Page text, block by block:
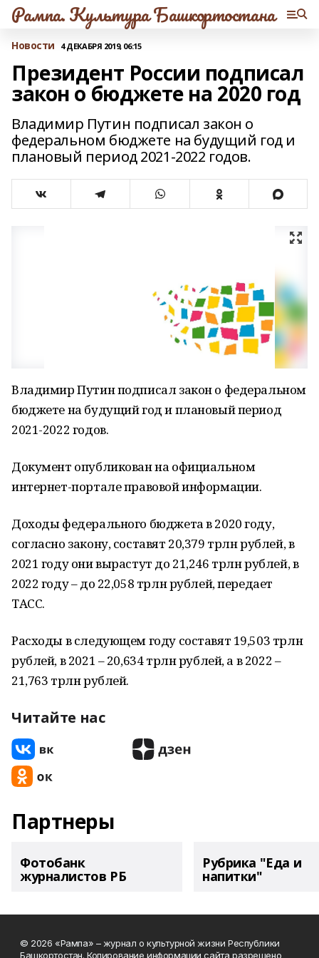
Рампа. Культура Башкортостана
Новости 4 ДЕКАБРЯ 2019, 06:15
Президент России подписал
закон о бюджете на 2020 год
Владимир Путин подписал закон о
федеральном бюджете на будущий год и
плановый период 2021-2022 годов.
Владимир Путин подписал закон о федеральном
бюджете на будущий год и плановый период
2021-2022 годов.
Документ опубликован на официальном
интернет-портале правовой информации.
Доходы федерального бюджета в 2020 году,
согласно закону, составят 20,379 трлн рублей, в
2021 году они вырастут до 21,246 трлн рублей, в
2022 году – до 22,058 трлн рублей, передает
ТАСС.
Расходы в следующем году составят 19,503 трлн
рублей, в 2021 – 20,634 трлн рублей, а в 2022 –
21,763 трлн рублей.
Читайте нас
Партнеры
Фотобанк
журналистов РБ
Рубрика "Еда и
напитки"
© 2026 «Рампа» – журнал о культурной жизни Республики
Башкортостан. Копирование информации сайта разрешено